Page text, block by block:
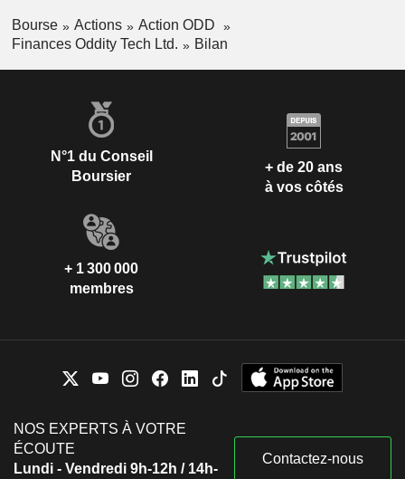
Bourse Actions
Action ODD
Finances Oddity Tech Ltd.
Bilan
N°1 du Conseil
Boursier
+ de 20 ans
à vos côtés
+ 1 300 000
membres
NOS EXPERTS À VOTRE
ÉCOUTE
Lundi - Vendredi 9h-12h / 14h-
Contactez-nous